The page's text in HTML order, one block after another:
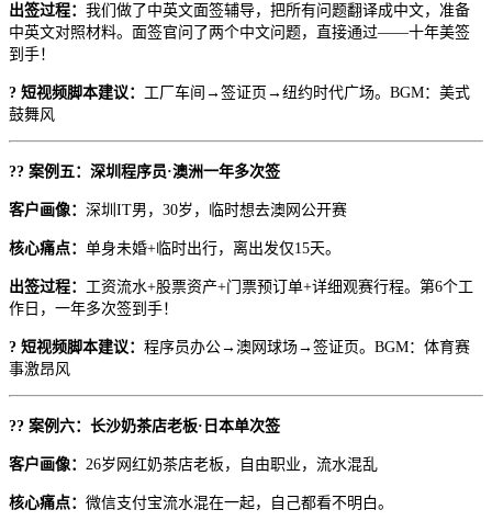
出签过程： 我们做了中英文面签辅导，把所有问题翻译成中文，准备
中英文对照材料。面签官问了两个中文问题，直接通过——十年美签
到手！
? 短视频脚本建议： 工厂车间→签证页→纽约时代广场。BGM：美式
鼓舞风
?? 案例五：深圳程序员·澳洲一年多次签
客户画像： 深圳IT男，30岁，临时想去澳网公开赛
核心痛点： 单身未婚+临时出行，离出发仅15天。
出签过程： 工资流水+股票资产+门票预订单+详细观赛行程。第6个工
作日，一年多次签到手！
? 短视频脚本建议： 程序员办公→澳网球场→签证页。BGM：体育赛
事激昂风
?? 案例六：长沙奶茶店老板·日本单次签
客户画像： 26岁网红奶茶店老板，自由职业，流水混乱
核心痛点： 微信支付宝流水混在一起，自己都看不明白。